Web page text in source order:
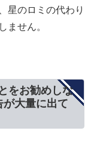
星のロミの代わり
ません。
をお勧めしな
大量に出て